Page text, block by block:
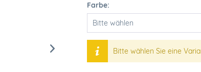
Farbe:
Bitte wählen Sie eine